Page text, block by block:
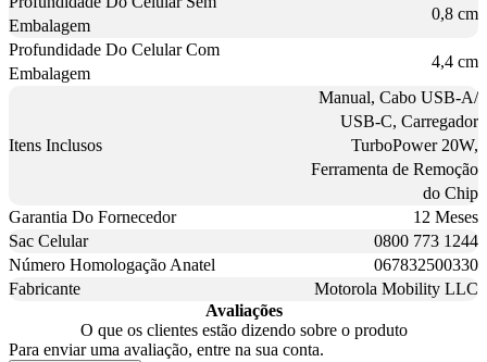
Embalagem
0,8 cm
Profundidade Do Celular Com
Embalagem
4,4 cm
Itens Inclusos
Manual, Cabo USB-A/
USB-C, Carregador
TurboPower 20W,
Ferramenta de Remoção
do Chip
Garantia Do Fornecedor
12 Meses
Sac Celular
0800 773 1244
Número Homologação Anatel
067832500330
Fabricante
Motorola Mobility LLC
Avaliações
O que os clientes estão dizendo sobre o produto
Para enviar uma avaliação, entre na sua conta.